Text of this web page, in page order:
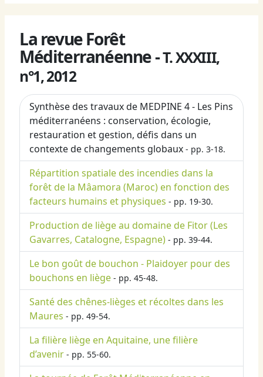
La revue Forêt
Méditerranéenne -T. XXXIII,
n°1, 2012
Synthèse des travaux de MEDPINE 4 - Les Pins
méditerranéens : conservation, écologie,
restauration et gestion, défis dans un
contexte de changements globaux - pp. 3-18.
Répartition spatiale des incendies dans la
forêt de la Mâamora (Maroc) en fonction des
facteurs humains et physiques - pp. 19-30.
Production de liège au domaine de Fitor (Les
Gavarres, Catalogne, Espagne) - pp. 39-44.
Le bon goût de bouchon - Plaidoyer pour des
bouchons en liège - pp. 45-48.
Santé des chênes-lièges et récoltes dans les
Maures - pp. 49-54.
La filière liège en Aquitaine, une filière
d’avenir - pp. 55-60.